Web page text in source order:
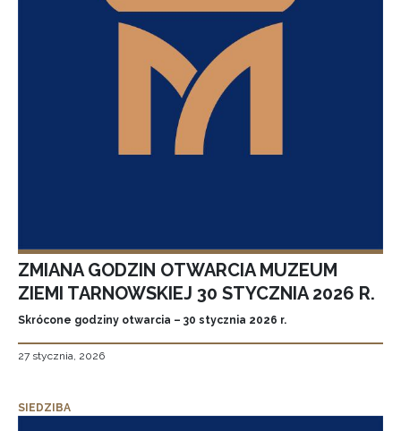
ZMIANA GODZIN OTWARCIA MUZEUM
ZIEMI TARNOWSKIEJ 30 STYCZNIA 2026 R.
Skrócone godziny otwarcia – 30 stycznia 2026 r.
27 stycznia, 2026
SIEDZIBA